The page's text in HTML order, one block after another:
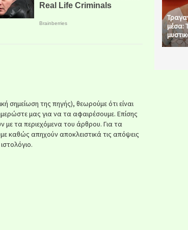
σημείωση της πηγής), θεωρούμε ότι είναι
μας για να τα αφαιρέσουμε. Επίσης
με τα περιεχόμενα του άρθρου. Για τα
καθώς απηχούν αποκλειστικά τις απόψεις
μέσα: